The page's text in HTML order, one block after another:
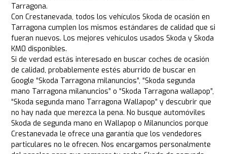
Tarragona.
Con Crestanevada, todos los vehículos Skoda de ocasión en
Tarragona cumplen los mismos estándares de calidad que si
fueran nuevos. Los mejores vehículos usados Skoda y Skoda
KM0 disponibles.
Si de verdad estás interesado en buscar coches de ocasión
de calidad, probablemente estés aburrido de buscar en
Google “Skoda Tarragona milanuncios”, “Skoda segunda
mano Tarragona milanuncios” o “Skoda Tarragona wallapop”,
“Skoda segunda mano Tarragona Wallapop” y descubrir que
no hay nada que merezca la pena. No busque automóviles
Skoda de segunda mano en Wallapop o Milanuncios porque
Crestanevada le ofrece una garantía que los vendedores
particulares no le ofrecen. Nos encargamos personalmente